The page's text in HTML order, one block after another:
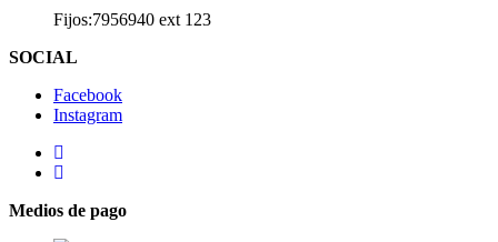
Fijos:7956940 ext 123
SOCIAL
Facebook
Instagram
Medios de pago